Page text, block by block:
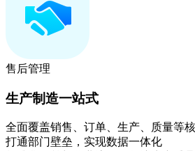
售后管理
生产制造一站式
全面覆盖销售、订单、生产、质量等
打通部门壁垒，实现数据一体化